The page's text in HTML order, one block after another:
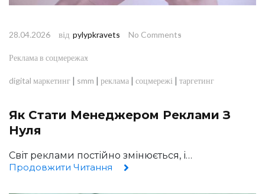
28.04.2026 від pylypkravets No Comments
Реклама в соцмережах
digital маркетинг | smm | реклама | соцмережі | таргетинг
Як Стати Менеджером Реклами З
Нуля
Світ реклами постійно змінюється, і…
Продовжити Читання